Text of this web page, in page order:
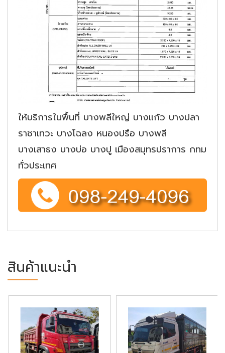
ให้บริการในพื้นที่ บางพลีใหญ่ บางแก้ว บางปลา
ราชาเทวะ บางโฉลง หนองปรือ บางพลี
บางเสาธง บางบ่อ บางปู เมืองสมุทรปราการ กทม
ทั่วประเทศ
สินค้าแนะนำ